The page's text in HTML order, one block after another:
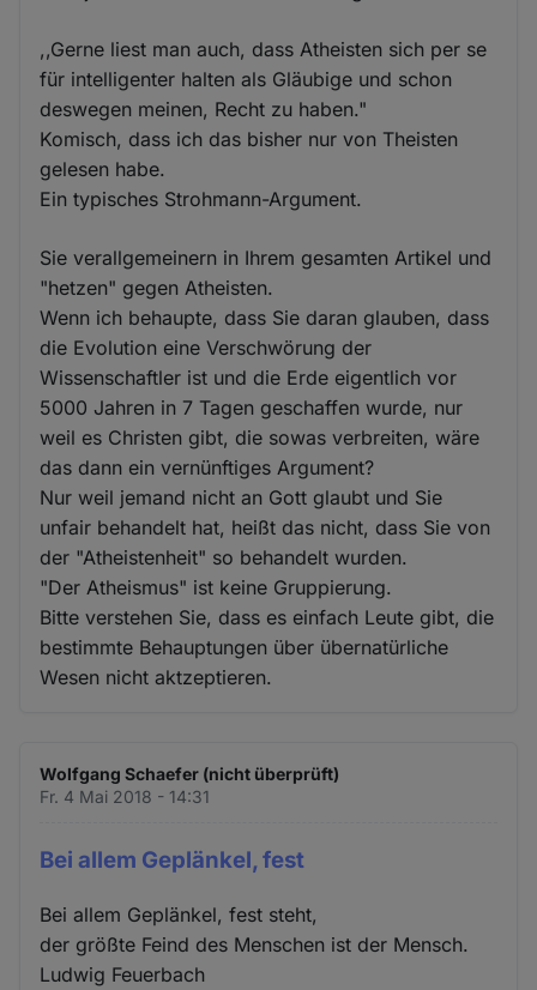
,,Gerne liest man auch, dass Atheisten sich per se
für intelligenter halten als Gläubige und schon
deswegen meinen, Recht zu haben."
Komisch, dass ich das bisher nur von Theisten
gelesen habe.
Ein typisches Strohmann-Argument.
Sie verallgemeinern in Ihrem gesamten Artikel und
"hetzen" gegen Atheisten.
Wenn ich behaupte, dass Sie daran glauben, dass
die Evolution eine Verschwörung der
Wissenschaftler ist und die Erde eigentlich vor
5000 Jahren in 7 Tagen geschaffen wurde, nur
weil es Christen gibt, die sowas verbreiten, wäre
das dann ein vernünftiges Argument?
Nur weil jemand nicht an Gott glaubt und Sie
unfair behandelt hat, heißt das nicht, dass Sie von
der "Atheistenheit" so behandelt wurden.
"Der Atheismus" ist keine Gruppierung.
Bitte verstehen Sie, dass es einfach Leute gibt, die
bestimmte Behauptungen über übernatürliche
Wesen nicht aktzeptieren.
Wolfgang Schaefer (nicht überprüft)
Fr. 4 Mai 2018 - 14:31
Bei allem Geplänkel, fest
Bei allem Geplänkel, fest steht,
der größte Feind des Menschen ist der Mensch.
Ludwig Feuerbach